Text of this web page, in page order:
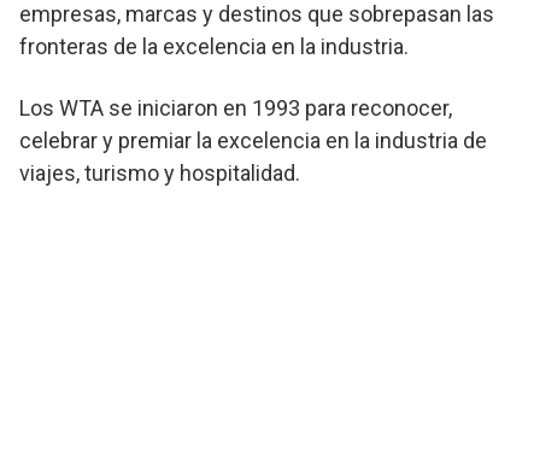
empresas, marcas y destinos que sobrepasan las
fronteras de la excelencia en la industria.
Los WTA se iniciaron en 1993 para reconocer,
celebrar y premiar la excelencia en la industria de
viajes, turismo y hospitalidad.